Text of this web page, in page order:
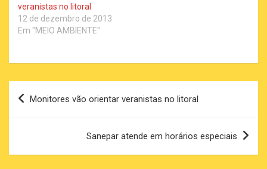
veranistas no litoral
12 de dezembro de 2013
Em "MEIO AMBIENTE"
Navegação
Monitores vão orientar veranistas no litoral
Sanepar atende em horários especiais